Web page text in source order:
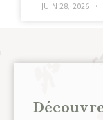
JUIN 28, 2026